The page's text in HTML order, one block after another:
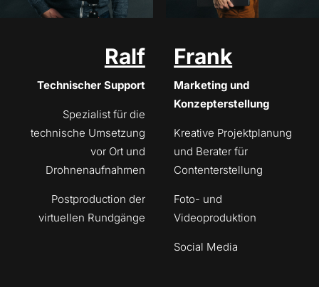
Frank
Ralf
Technischer Support
Spezialist für die
technische Umsetzung
vor Ort und
Drohnenaufnahmen
Postproduction der
virtuellen Rundgänge
Frank
Marketing und
Konzepterstellung
Kreative Projektplanung
und Berater für
Contenterstellung
Foto- und
Videoproduktion
Social Media